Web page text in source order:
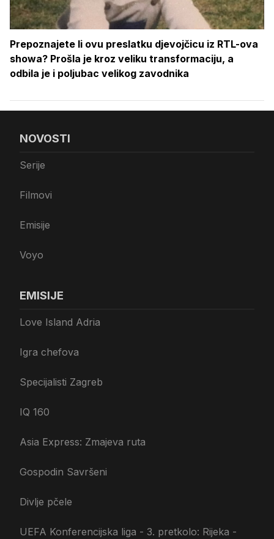
Prepoznajete li ovu preslatku djevojčicu iz RTL-ova
showa? Prošla je kroz veliku transformaciju, a
odbila je i poljubac velikog zavodnika
NOVOSTI
Serije
Filmovi
Emisije
Voyo
EMISIJE
Love Island Adria
Igra chefova
Specijalisti Zagreb
IQ 160
Asia Express: Zmajeva ruta
Gospodin Savršeni
Divlje pčele
UEFA Konferencijska liga - 3. pretkolo: Rijeka -